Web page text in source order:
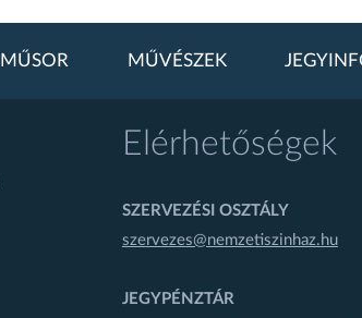
MŰSOR MŰVÉSZEK
Elérhetőségek
SZERVEZÉSI OSZTÁLY
szervezes@nemzetiszinhaz.hu
JEGYPÉNZTÁR